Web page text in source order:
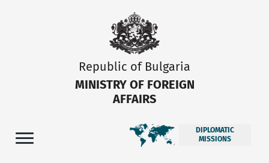
Republic of Bulgaria
MINISTRY OF FOREIGN
AFFAIRS
DIPLOMATIC
MISSIONS